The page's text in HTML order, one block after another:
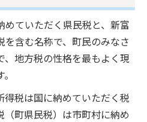
ていただく県民税と、新富
含む名称で、町民のみなさ
地方税の性格を最もよく現
税は国に納めていただく税
町県民税）は市町村に納め